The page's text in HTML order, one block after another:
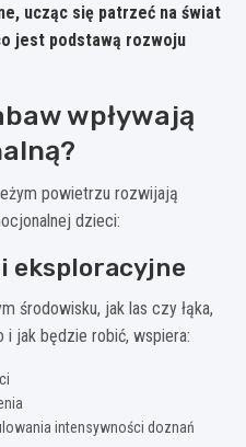
ucząc się patrzeć na świat
jest podstawą rozwoju
wpływają
powietrzu rozwijają
dzieci:
eksploracyjne
środowisku, jak las czy łąka,
jak będzie robić, wspiera:
intensywności doznań